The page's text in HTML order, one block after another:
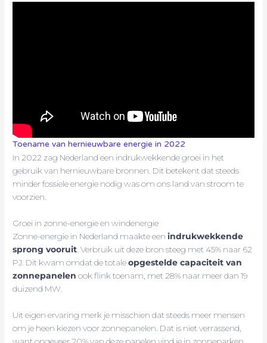
Toename van hernieuwbare energie in 2022
In 2022 zag Nederland een indrukwekkende groei in het
gebruik van hernieuwbare bronnen. Dit betekent dat steeds
minder fossiele energie nodig was om ons land van stroom te
voorzien.
Groei in zonne-energie en windenergie
Zonne-energie in Nederland maakte eenindrukwekkende
sprong vooruit . Verbruik uit deze bron steeg met 45% naar 62
PJ. Dit kwam omdat de totaleopgestelde capaciteit van
zonnepanelen ook flink toenam, met 28% naar meer dan 19
duizend MW.
Uit eigen ervaring merk je misschien dat steeds meer mensen
om je heen kiezen voor zonnepanelen. Dat is niet verrassend,